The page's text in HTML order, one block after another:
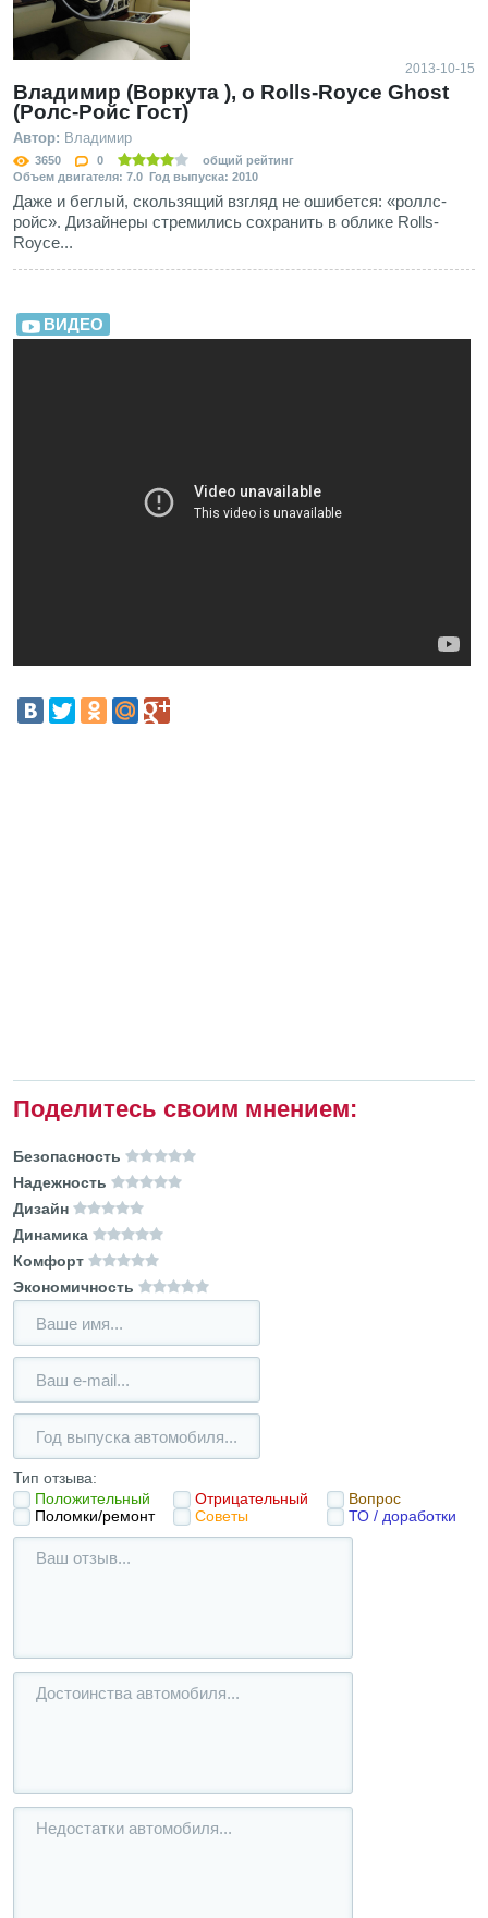
2013-10-15
Владимир (Воркута ), о Rolls-Royce Ghost
(Ролс-Ройс Гост)
Автор: Владимир
3650 0
общий рейтинг
Объем двигателя: 7.0 Год выпуска: 2010
Даже и беглый, скользящий взгляд не ошибется: «роллс-
ройс». Дизайнеры стремились сохранить в облике Rolls-
Royce...
ВИДЕО
Поделитесь своим мнением:
Безопасность
Надежность
Дизайн
Динамика
Комфорт
Экономичность
Тип отзыва:
Положительный
Отрицательный
Вопрос
Поломки/ремонт
Советы ТО / доработки